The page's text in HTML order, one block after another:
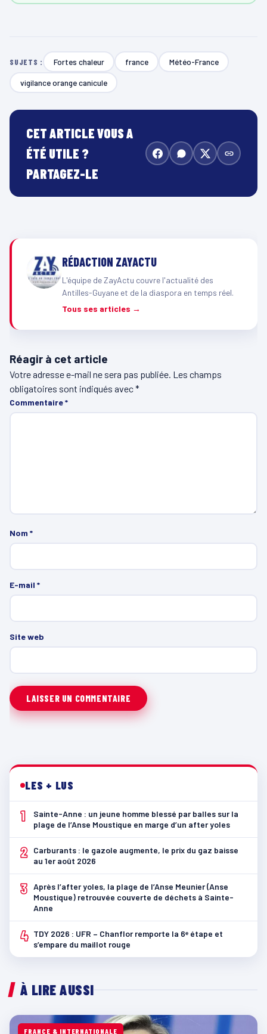
SUJETS : Fortes chaleur france Météo-France
vigilance orange canicule
CET ARTICLE VOUS A
ÉTÉ UTILE ?
PARTAGEZ-LE
RÉDACTION ZAYACTU
L'équipe de ZayActu couvre l'actualité des
Antilles-Guyane et de la diaspora en temps réel.
Tous ses articles →
Réagir à cet article
Votre adresse e-mail ne sera pas publiée. Les champs
obligatoires sont indiqués avec*
Commentaire*
Nom *
E-mail *
Site web
LES + LUS
1
Sainte-Anne : un jeune homme blessé par balles sur la
plage de l’Anse Moustique en marge d’un after yoles
2
Carburants : le gazole augmente, le prix du gaz baisse
au 1er août 2026
3 Après l’after yoles, la plage de l’Anse Meunier (Anse
Moustique) retrouvée couverte de déchets à Sainte-
Anne
4 TDY 2026 : UFR – Chanflor remporte la 6ᵉ étape et
s’empare du maillot rouge
À LIRE AUSSI
FRANCE & INTERNATIONALE